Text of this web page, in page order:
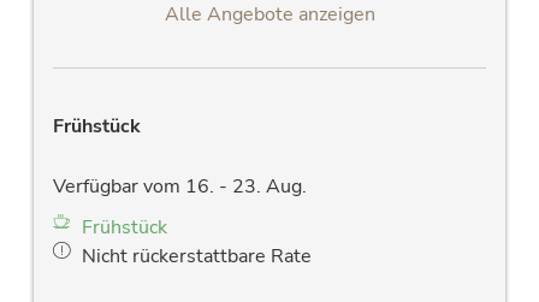
Alle Angebote anzeigen
Frühstück
Verfügbar vom 16. - 23. Aug.
Frühstück
Nicht rückerstattbare Rate